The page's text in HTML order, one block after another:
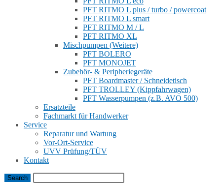
PFT RITMO L plus / turbo / powercoat
PFT RITMO L smart
PFT RITMO M / L
PFT RITMO XL
Mischpumpen (Weitere)
PFT BOLERO
PFT MONOJET
Zubehör- & Peripheriegeräte
PFT Boardmaster / Schneidetisch
PFT TROLLEY (Kippfahrwagen)
PFT Wasserpumpen (z.B. AVO 500)
Ersatzteile
Fachmarkt für Handwerker
Service
Reparatur und Wartung
Vor-Ort-Service
UVV Prüfung/TÜV
Kontakt